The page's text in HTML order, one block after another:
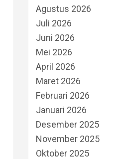
Agustus 2026
Juli 2026
Juni 2026
Mei 2026
April 2026
Maret 2026
Februari 2026
Januari 2026
Desember 2025
November 2025
Oktober 2025